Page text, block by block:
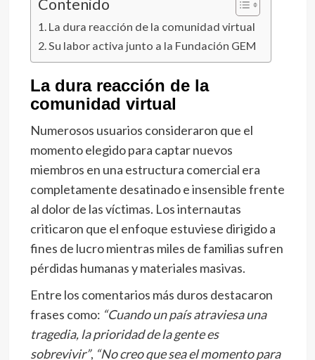
Contenido
La dura reacción de la comunidad virtual
Su labor activa junto a la Fundación GEM
La dura reacción de la
comunidad virtual
Numerosos usuarios consideraron que el
momento elegido para captar nuevos
miembros en una estructura comercial era
completamente desatinado e insensible frente
al dolor de las víctimas. Los internautas
criticaron que el enfoque estuviese dirigido a
fines de lucro mientras miles de familias sufren
pérdidas humanas y materiales masivas.
Entre los comentarios más duros destacaron
frases como: “Cuando un país atraviesa una
tragedia, la prioridad de la gente es
sobrevivir”, “No creo que sea el momento para